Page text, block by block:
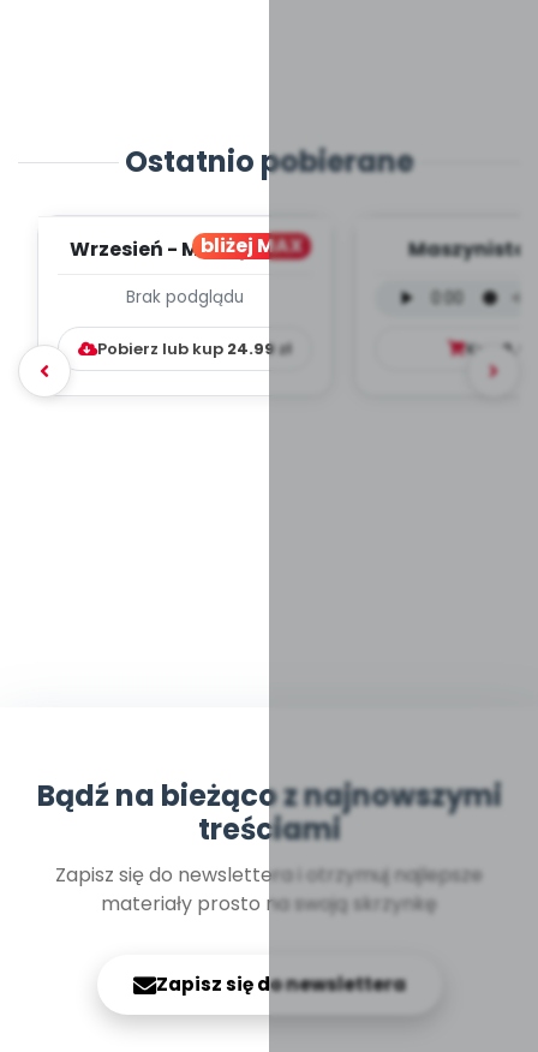
Ostatnio pobierane
bliżej MAX
Wrzesień - MIESIĘCZNY
WYCHOWAWCZO –
DYDAKTYC...
Brak podglądu
Pobierz lub kup 24.99zł
Maszynista
mp3)
Kup 9.99
Bądź na bieżąco z najnowszymi
treściami
Zapisz się do newslettera i otrzymuj najlepsze
materiały prosto na swoją skrzynkę
Zapisz się do newslettera